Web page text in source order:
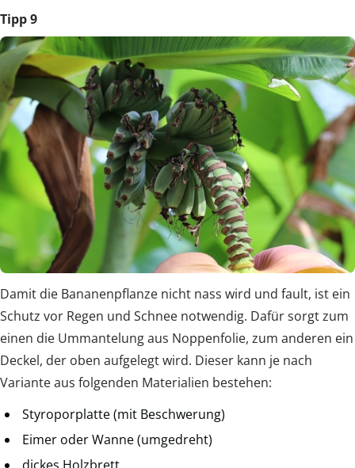
Tipp 9
Damit die Bananenpflanze nicht nass wird und fault, ist ein
Schutz vor Regen und Schnee notwendig. Dafür sorgt zum
einen die Ummantelung aus Noppenfolie, zum anderen ein
Deckel, der oben aufgelegt wird. Dieser kann je nach
Variante aus folgenden Materialien bestehen:
Styroporplatte (mit Beschwerung)
Eimer oder Wanne (umgedreht)
dickes Holzbrett